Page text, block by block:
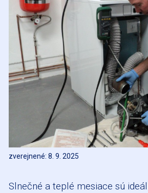
zverejnené: 8. 9. 2025
Slnečné a teplé mesiace sú